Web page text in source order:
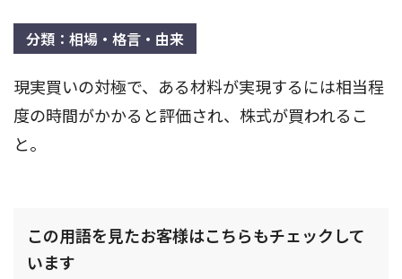
分類：相場・格言・由来
現実買いの対極で、ある材料が実現するには相当程
度の時間がかかると評価され、株式が買われるこ
と。
この用語を見たお客様はこちらもチェックして
います